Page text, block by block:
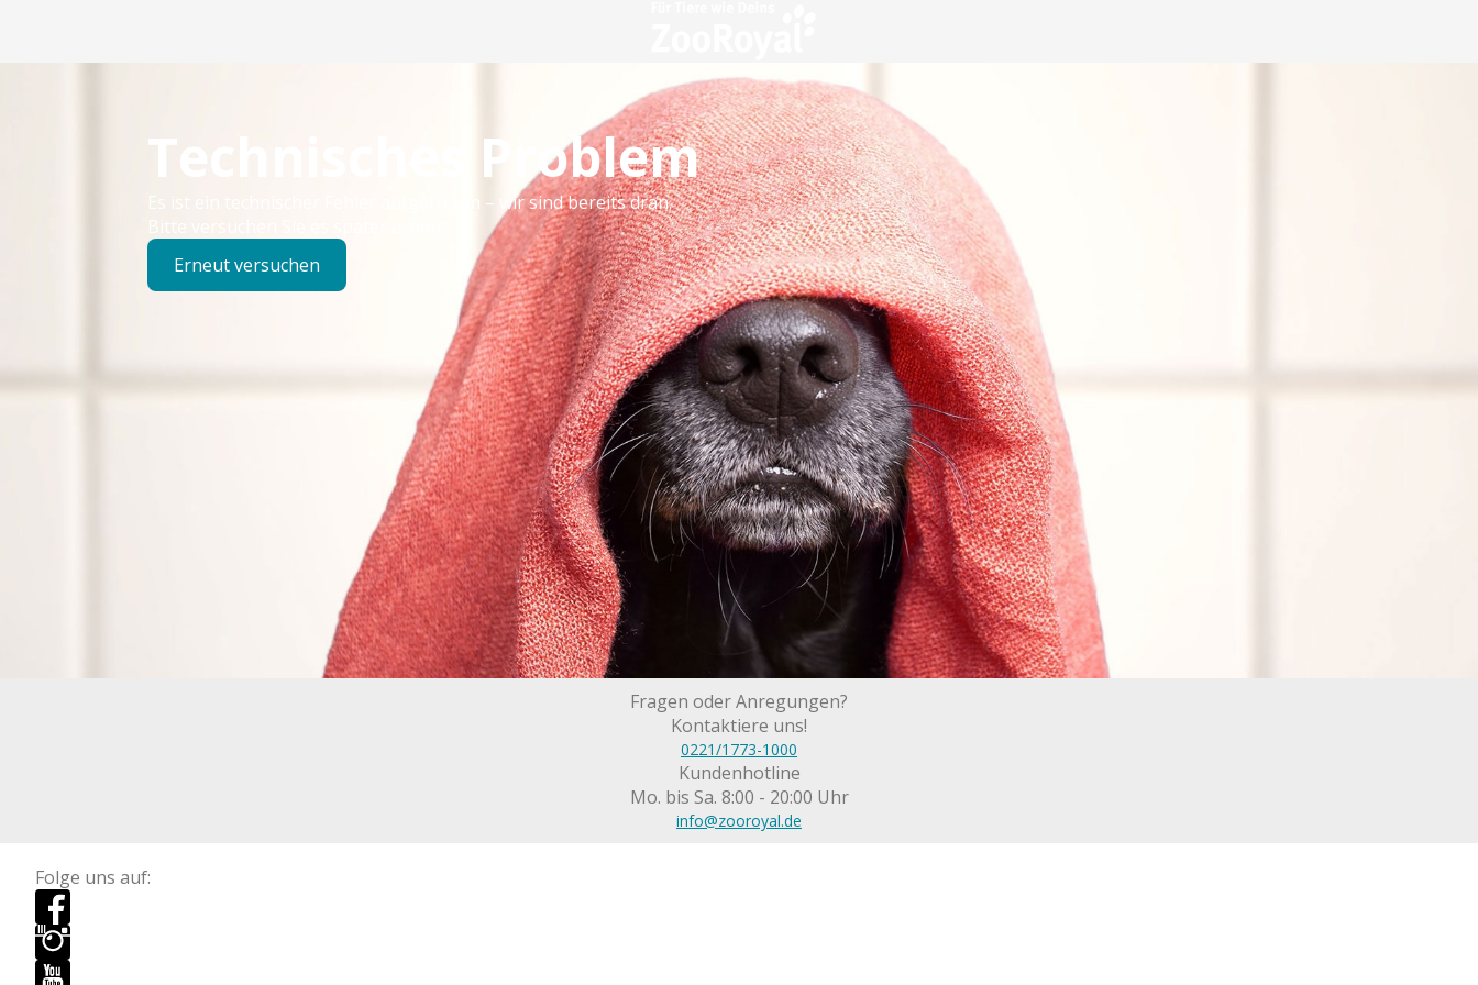
Technisches Problem
Es ist ein technischer Fehler aufgetreten – wir sind bereits dran.
Bitte versuchen Sie es später erneut.
Erneut versuchen
Fragen oder Anregungen?
Kontaktiere uns!
0221/1773-1000
Kundenhotline
Mo. bis Sa. 8:00 - 20:00 Uhr
info@zooroyal.de
Folge uns auf: